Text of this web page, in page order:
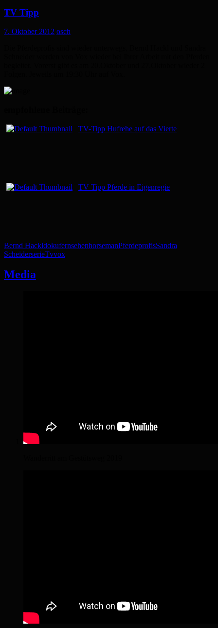
TV Tipp
7. Oktober 2012 osch
TV-Tipp Hufrehe auf das Vierte
TV Tipp Pferde in Eigenregie
Bernd HackldokufernsehenhorsemanPferdeprofisSandra
ScheiderserieTvvox
Media